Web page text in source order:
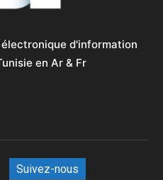
d'information
en Ar & Fr
Suivez-nous